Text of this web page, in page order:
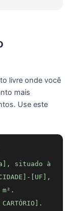
livre onde você
mais
Use este
situado à
[UF],